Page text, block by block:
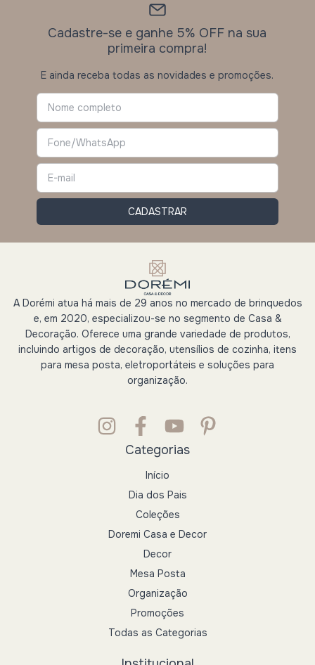
Cadastre-se e ganhe 5% OFF na sua
primeira compra!
E ainda receba todas as novidades e promoções.
A Dorémi atua há mais de 29 anos no mercado de brinquedos
e, em 2020, especializou-se no segmento de Casa &
Decoração. Oferece uma grande variedade de produtos,
incluindo artigos de decoração, utensílios de cozinha, itens
para mesa posta, eletroportáteis e soluções para
organização.
Categorias
Início
Dia dos Pais
Coleções
Doremi Casa e Decor
Decor
Mesa Posta
Organização
Promoções
Todas as Categorias